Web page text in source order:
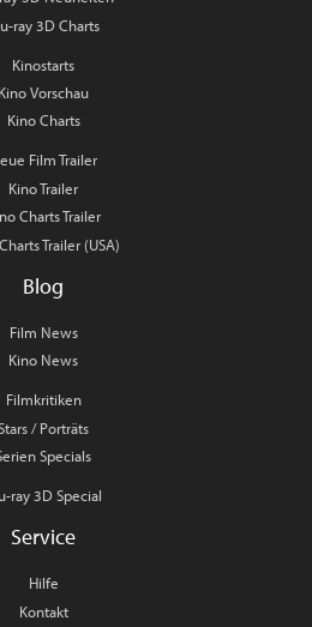
ray 3D Charts
Kinostarts
Kino Vorschau
Kino Charts
Film Trailer
Kino Trailer
Charts Trailer
Trailer (USA)
Blog
Film News
Kino News
Filmkritiken
/ Porträts
Specials
ray 3D Special
Service
Hilfe
Kontakt